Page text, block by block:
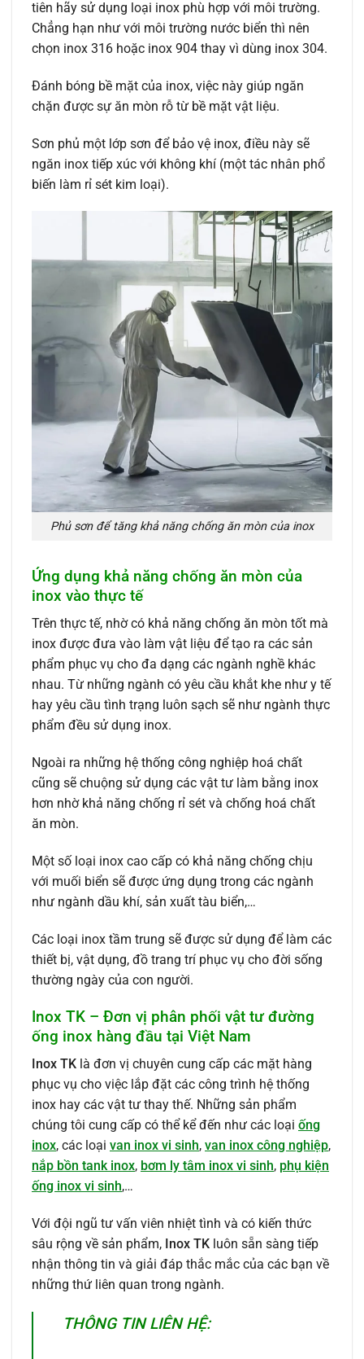
tiên hãy sử dụng loại inox phù hợp với môi trường.
Chẳng hạn như với môi trường nước biển thì nên
chọn inox 316 hoặc inox 904 thay vì dùng inox 304.
Đánh bóng bề mặt của inox, việc này giúp ngăn
chặn được sự ăn mòn rỗ từ bề mặt vật liệu.
Sơn phủ một lớp sơn để bảo vệ inox, điều này sẽ
ngăn inox tiếp xúc với không khí (một tác nhân phổ
biến làm rỉ sét kim loại).
Phủ sơn để tăng khả năng chống ăn mòn của inox
Ứng dụng khả năng chống ăn mòn của
inox vào thực tế
Trên thực tế, nhờ có khả năng chống ăn mòn tốt mà
inox được đưa vào làm vật liệu để tạo ra các sản
phẩm phục vụ cho đa dạng các ngành nghề khác
nhau. Từ những ngành có yêu cầu khắt khe như y tế
hay yêu cầu tình trạng luôn sạch sẽ như ngành thực
phẩm đều sử dụng inox.
Ngoài ra những hệ thống công nghiệp hoá chất
cũng sẽ chuộng sử dụng các vật tư làm bằng inox
hơn nhờ khả năng chống rỉ sét và chống hoá chất
ăn mòn.
Một số loại inox cao cấp có khả năng chống chịu
với muối biển sẽ được ứng dụng trong các ngành
như ngành dầu khí, sản xuất tàu biển,…
Các loại inox tầm trung sẽ được sử dụng để làm các
thiết bị, vật dụng, đồ trang trí phục vụ cho đời sống
thường ngày của con người.
Inox TK – Đơn vị phân phối vật tư đường
ống inox hàng đầu tại Việt Nam
Inox TK là đơn vị chuyên cung cấp các mặt hàng
phục vụ cho việc lắp đặt các công trình hệ thống
inox hay các vật tư thay thế. Những sản phẩm
chúng tôi cung cấp có thể kể đến như các loại ống
inox, các loại van inox vi sinh, van inox công nghiệp,
nắp bồn tank inox, bơm ly tâm inox vi sinh, phụ kiện
ống inox vi sinh,…
Với đội ngũ tư vấn viên nhiệt tình và có kiến thức
sâu rộng về sản phẩm, Inox TK luôn sẵn sàng tiếp
nhận thông tin và giải đáp thắc mắc của các bạn về
những thứ liên quan trong ngành.
THÔNG TIN LIÊN HỆ: